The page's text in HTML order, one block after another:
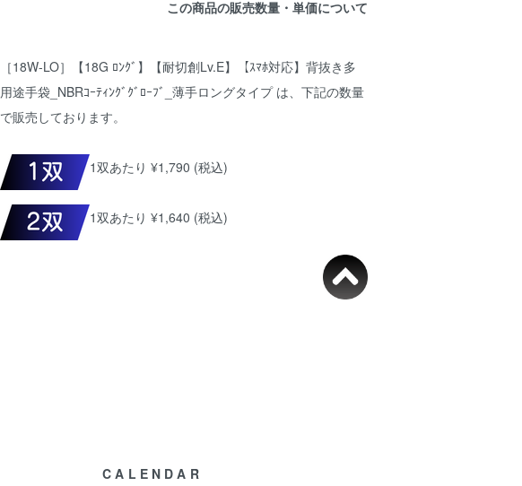
この商品の販売数量・単価について
［18W-LO］【18G ﾛﾝｸﾞ】【耐切創Lv.E】【ｽﾏﾎ対応】背抜き多
用途手袋_NBRｺｰﾃｨﾝｸﾞｸﾞﾛｰﾌﾞ_薄手ロングタイプ は、下記の数量
で販売しております。
1双あたり ¥1,790 (税込)
1双あたり ¥1,640 (税込)
CALENDAR